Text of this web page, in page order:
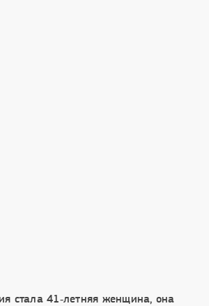
стала 41‑летняя женщина, она